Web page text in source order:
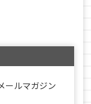
ールマガジン